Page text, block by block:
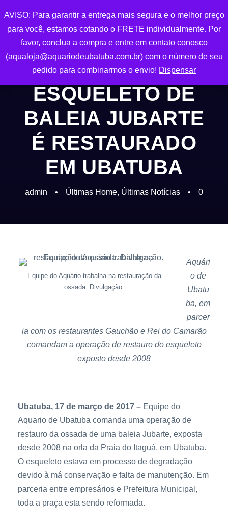
0
ESQUELETO DE
BALEIA JUBARTE
É RESTAURADO
EM UBATUBA
admin • Últimas Home, Últimas Notícias • 0
Equipe do Aquário trabalha na restauração da
ossada. Divulgação.
Aquári
o de
Ubatu
ba, em
parcer
ia com os restaurantes Gauchão e Rei do Camarão
comandam a operação de restauro do esqueleto
exposto desde 2008
U batuba, 17 de março de 2017 – Equipe do
Aquario de Ubatuba comanda uma operação de
restauro da ossada de uma baleia Jubarte, exposta
desde 2008 na orla da Praia do Itaguá, em Ubatuba.
O esqueleto estava em processo de degradação
devido à má conservação e falta de manutenção. Em
parceria entre empresários e Prefeitura Municipal,
toda a praça esta sendo reformada.
AVISO: Para garantir a entrega mais segura e o melhor preço
para você, estamos cotando o FRETE individualmente. Por
favor, conclua a compra e entre em contato conosco
(aqualoja@aquariodeubatuba.com.br) com o número de seu
pedido para combinarmos o envio! Dispensar